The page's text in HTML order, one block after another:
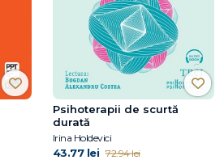
Psihoterapii de scurtă
durată
Irina Holdevici
43.77 lei 72.94 lei